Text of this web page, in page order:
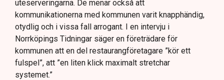
uteserveringarna. De menar också att
kommunikationerna med kommunen varit knapphändig,
otydlig och i vissa fall arrogant. I en intervju i
Norrköpings Tidningar säger en företrädare för
kommunen att en del restaurangföretagare ”kör ett
fulspel”, att ”en liten klick maximalt stretchar
systemet.”